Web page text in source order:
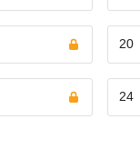
20
24